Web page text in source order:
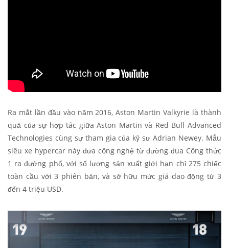
Ra mắt lần đầu vào năm 2016, Aston Martin Valkyrie là thành
quả của sự hợp tác giữa Aston Martin và Red Bull Advanced
Technologies cùng sự tham gia của kỹ sư Adrian Newey. Mẫu
siêu xe hypercar này đưa công nghệ từ đường đua Công thức
1 ra đường phố, với số lượng sản xuất giới hạn chỉ 275 chiếc
toàn cầu với 3 phiên bản, và sở hữu mức giá dao động từ 3
đến 4 triệu USD.